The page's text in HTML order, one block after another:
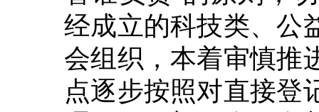
经成立的科技类、公
会组织，本着审慎推
点逐步按照对直接登